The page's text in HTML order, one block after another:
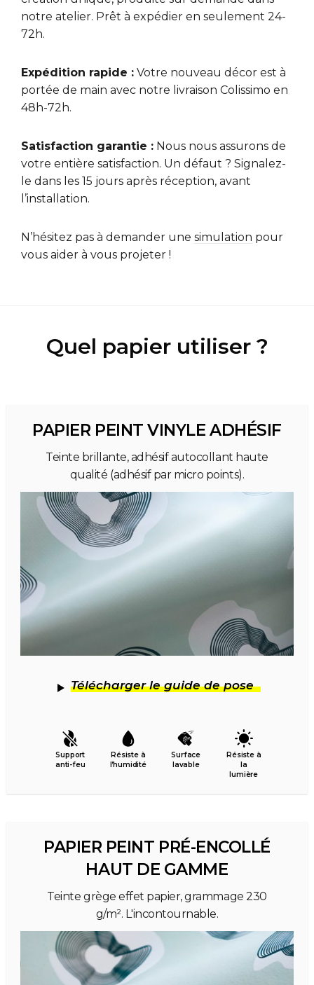
notre atelier. Prêt à expédier en seulement 24-
72h.
Expédition rapide : Votre nouveau décor est à
portée de main avec notre livraison Colissimo en
48h-72h.
Satisfaction garantie : Nous nous assurons de
votre entière satisfaction. Un défaut ? Signalez-
le dans les 15 jours après réception, avant
l’installation.
N’hésitez pas à demander une simulation pour
vous aider à vous projeter !
Quel papier utiliser ?
PAPIER PEINT VINYLE ADHÉSIF
Teinte brillante, adhésif autocollant haute
qualité (adhésif par micro points).
Télécharger le guide de pose
Support
anti-feu
Résiste à
l’humidité
Surface
lavable
Résiste à
la
lumière
PAPIER PEINT PRÉ-ENCOLLÉ
HAUT DE GAMME
Teinte grège effet papier, grammage 230
g/m². L'incontournable.